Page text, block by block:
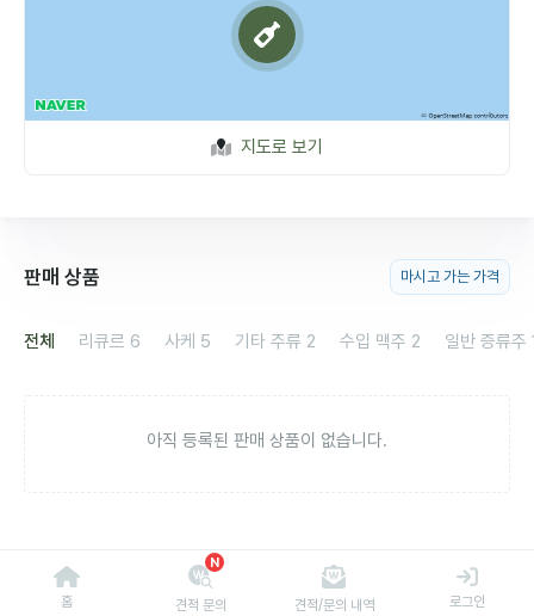
지도로 보기
판매 상품 마시고 가는 가격
전체 리큐르 6 사케 5 기타 주류 2 수입 맥주 2 일반 증류주
아직 등록된 판매 상품이 없습니다.
홈
N
견적 문의 견적/문의 내역 로그인